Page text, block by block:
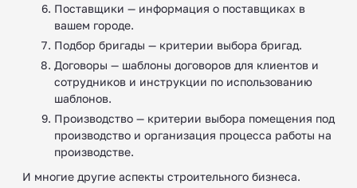
Поставщики — информация о поставщиках в
вашем городе.
Подбор бригады — критерии выбора бригад.
Договоры — шаблоны договоров для клиентов и
сотрудников и инструкции по использованию
шаблонов.
Производство — критерии выбора помещения под
производство и организация процесса работы на
производстве.
И многие другие аспекты строительного бизнеса.